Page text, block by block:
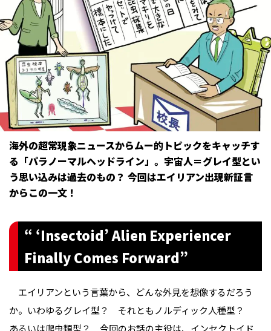
海外の超常現象ニュースからムー的トピックをキャッチす
る「パラノーマルヘッドライン」。宇宙人＝グレイ型とい
う思い込みは過去のもの？ 今回はエイリアン出現新証言
からこの一文！
“ ‘Insectoid’ Alien Experiencer
Finally Comes Forward”
エイリアンという言葉から、どんな外見を想像するだろう
か。いわゆるグレイ型？ それともノルディック人種型？
あるいは爬虫類型？ 今回のお話の主役は、インセクトイド